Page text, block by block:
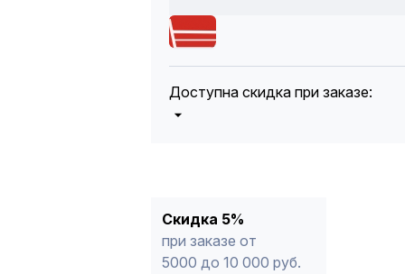
Доступна скидка при заказе:
* -Для заказов, состоящих
продукции, максимальная скидка
Скидка 5%
при заказе от
5000 до 10 000 руб.